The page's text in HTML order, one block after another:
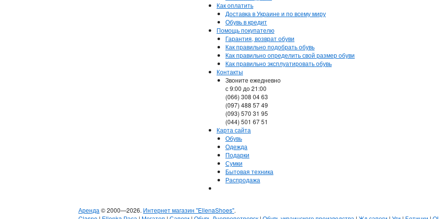
Как оплатить
Доставка в Украине и по всему миру
Обувь в кредит
Помощь покупателю
Гарантия, возврат обуви
Как правильно подобрать обувь
Как правильно определить свой размер обуви
Как правильно эксплуатировать обувь
Контакты
Звоните ежедневно
с 9:00 до 21:00
(066) 308 04 63
(097) 488 57 49
(093) 570 31 95
(044) 501 67 51
Карта сайта
Обувь
Одежда
Подарки
Сумки
Бытовая техника
Распродажа
Аренда © 2000—2026. Интернет магазин "EllenaShoes".